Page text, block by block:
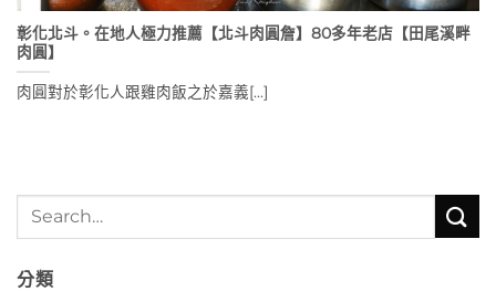
彰化北斗。在地人極力推薦【北斗肉圓詹】80多年老店【田尾溪畔
肉圓】
肉圓對於彰化人跟雞肉飯之於嘉義[...]
分類